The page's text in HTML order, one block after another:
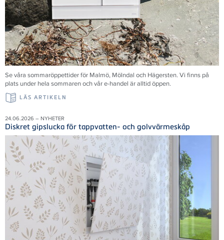
Se våra sommaröppettider för Malmö, Mölndal och Hägersten. Vi finns på
plats under hela sommaren och vår e-handel är alltid öppen.
LÄS ARTIKELN
24.06.2026 – NYHETER
Diskret gipslucka för tappvatten- och golvvärmeskåp